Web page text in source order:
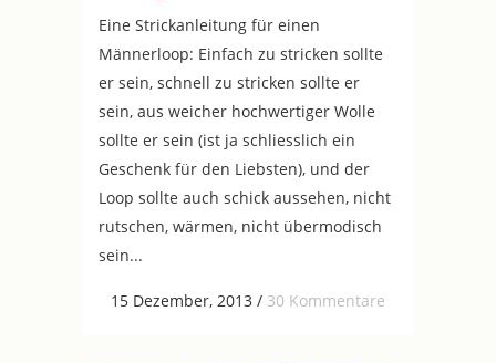
Eine Strickanleitung für einen
Männerloop: Einfach zu stricken sollte
er sein, schnell zu stricken sollte er
sein, aus weicher hochwertiger Wolle
sollte er sein (ist ja schliesslich ein
Geschenk für den Liebsten), und der
Loop sollte auch schick aussehen, nicht
rutschen, wärmen, nicht übermodisch
sein...
15 Dezember, 2013 / 30 Kommentare